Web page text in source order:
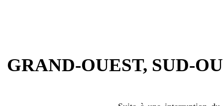
GRAND-OUEST, SUD-